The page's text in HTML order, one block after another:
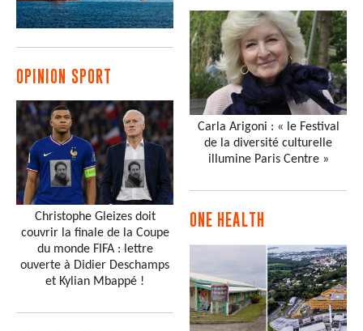
OPINION SPORT
Christophe Gleizes doit
couvrir la finale de la Coupe
du monde FIFA : lettre
ouverte à Didier Deschamps
et Kylian Mbappé !
Carla Arigoni : « le Festival
de la diversité culturelle
illumine Paris Centre »
ONE HEALTH